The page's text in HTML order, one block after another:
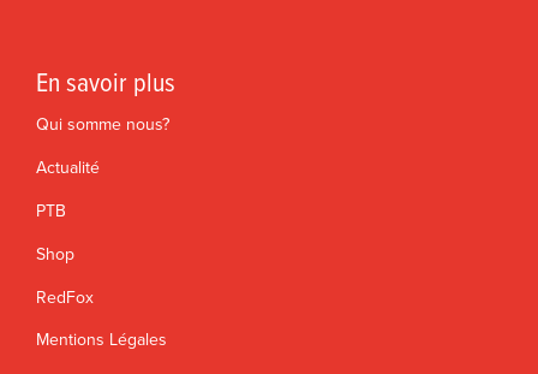
En savoir plus
Qui somme nous?
Actualité
PTB
Shop
RedFox
Mentions Légales